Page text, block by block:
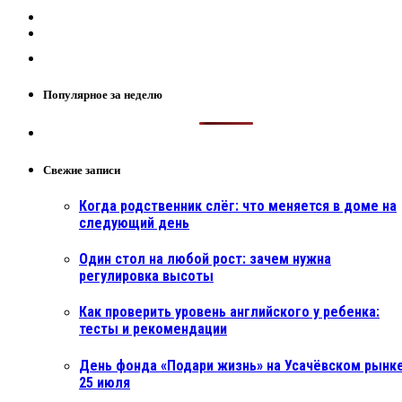
Популярное за неделю
Свежие записи
Когда родственник слёг: что меняется в доме на
следующий день
Один стол на любой рост: зачем нужна
регулировка высоты
Как проверить уровень английского у ребенка:
тесты и рекомендации
День фонда «Подари жизнь» на Усачёвском
25 июля